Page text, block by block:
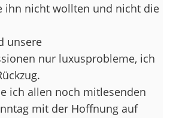
ihn nicht wollten und nicht die
unsere
nur luxusprobleme, ich
ich allen noch mitlesenden
mit der Hoffnung auf